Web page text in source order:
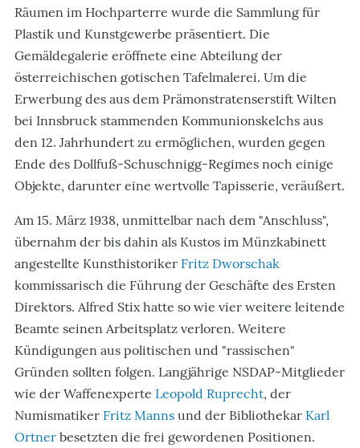
Räumen im Hochparterre wurde die Sammlung für
Plastik und Kunstgewerbe präsentiert. Die
Gemäldegalerie eröffnete eine Abteilung der
österreichischen gotischen Tafelmalerei. Um die
Erwerbung des aus dem Prämonstratenserstift Wilten
bei Innsbruck stammenden Kommunionskelchs aus
den 12. Jahrhundert zu ermöglichen, wurden gegen
Ende des Dollfuß-Schuschnigg-Regimes noch einige
Objekte, darunter eine wertvolle Tapisserie, veräußert.
Am 15. März 1938, unmittelbar nach dem "Anschluss",
übernahm der bis dahin als Kustos im Münzkabinett
angestellte Kunsthistoriker Fritz Dworschak
kommissarisch die Führung der Geschäfte des Ersten
Direktors. Alfred Stix hatte so wie vier weitere leitende
Beamte seinen Arbeitsplatz verloren. Weitere
Kündigungen aus politischen und "rassischen"
Gründen sollten folgen. Langjährige NSDAP-Mitglieder
wie der Waffenexperte Leopold Ruprecht, der
Numismatiker Fritz Manns und der Bibliothekar Karl
Ortner besetzten die frei gewordenen Positionen.